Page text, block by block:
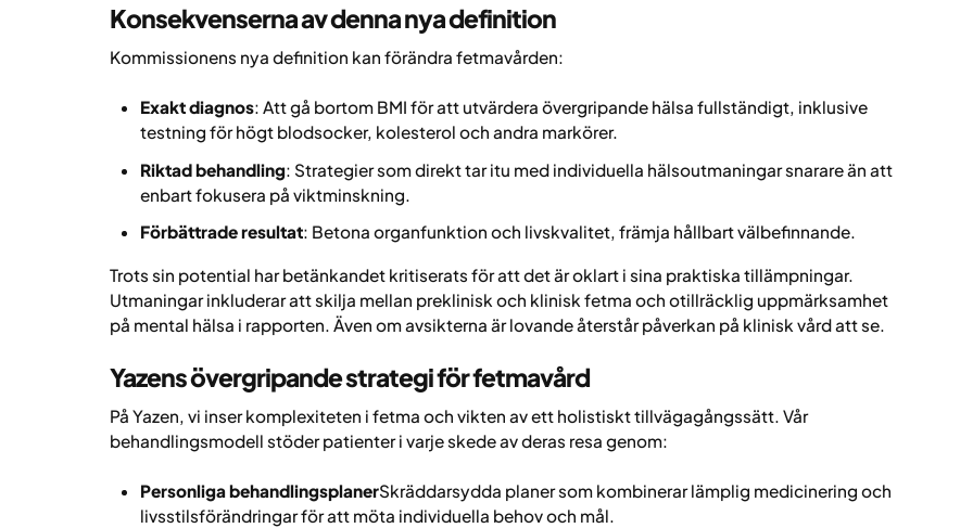
Konsekvenserna av denna nya definition
Kommissionens nya definition kan förändra fetmavården:
Exakt diagnos: Att gå bortom BMI för att utvärdera övergripande hälsa fullständigt, inklusive
testning för högt blodsocker, kolesterol och andra markörer.
Riktad behandling: Strategier som direkt tar itu med individuella hälsoutmaningar snarare än att
enbart fokusera på viktminskning.
Förbättrade resultat: Betona organfunktion och livskvalitet, främja hållbart välbefinnande.
Trots sin potential har betänkandet kritiserats för att det är oklart i sina praktiska tillämpningar.
Utmaningar inkluderar att skilja mellan preklinisk och klinisk fetma och otillräcklig uppmärksamhet
på mental hälsa i rapporten. Även om avsikterna är lovande återstår påverkan på klinisk vård att se.
Yazens övergripande strategi för fetmavård
På Yazen, vi inser komplexiteten i fetma och vikten av ett holistiskt tillvägagångssätt. Vår
behandlingsmodell stöder patienter i varje skede av deras resa genom:
Personliga behandlingsplanerSkräddarsydda planer som kombinerar lämplig medicinering och
livsstilsförändringar för att möta individuella behov och mål.